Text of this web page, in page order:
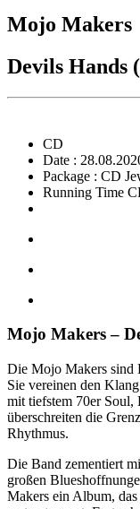
Mojo Makers
Devils Hands
CD
Date :
Package : CD
Running Time
Mojo Makers –
Die Mojo Makers sind
Sie vereinen den
mit tiefstem 70er
überschreiten die
Rhythmus.
Die Band zementiert
großen
Makers ein Album,